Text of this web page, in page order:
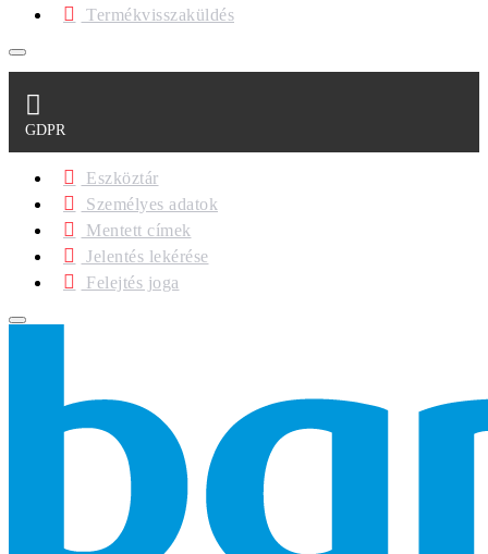
Termékvisszaküldés
GDPR
Eszköztár
Személyes adatok
Mentett címek
Jelentés lekérése
Felejtés joga